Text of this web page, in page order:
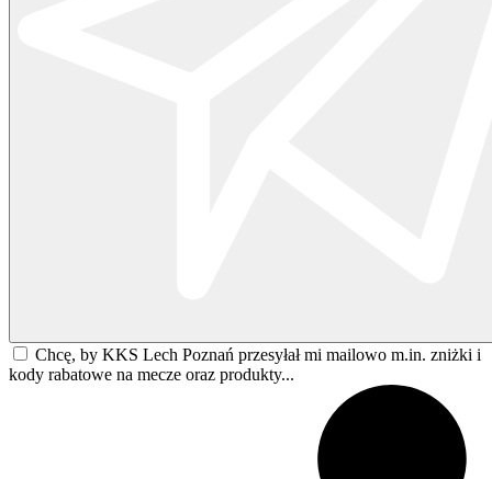
Chcę, by KKS Lech Poznań przesyłał mi mailowo m.in. zniżki i
kody rabatowe na mecze oraz produkty...